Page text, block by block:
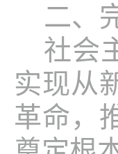
二、
社会
实现从
革命，